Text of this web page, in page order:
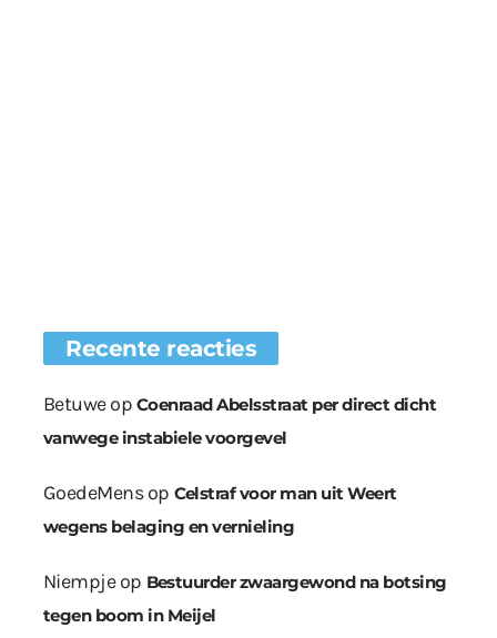
Recente reacties
Betuweop Coenraad Abelsstraat per direct dicht
vanwege instabiele voorgevel
GoedeMensop Celstraf voor man uit Weert
wegens belaging en vernieling
Niempjeop Bestuurder zwaargewond na botsing
tegen boom in Meijel